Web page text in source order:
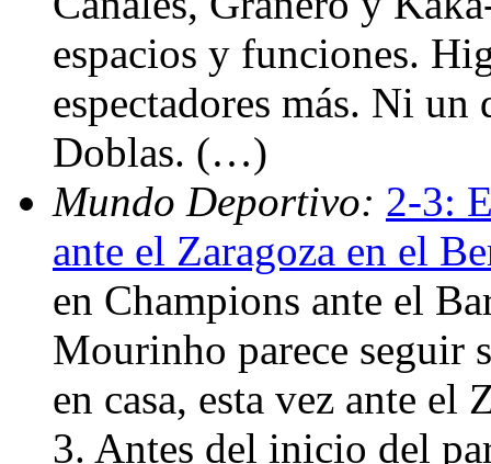
espacios y funciones.
espectadores más. Ni
Doblas. (…)
Mundo Deportivo: 2-3:
ante el Zaragoza en el
en Champions ante el
Mourinho parece seguir
en casa, esta vez ante
3. Antes del inicio del